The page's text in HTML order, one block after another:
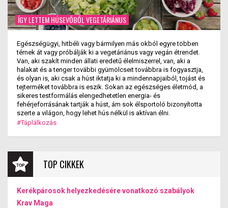
ÍGY LETTEM HÚSEVŐBŐL VEGETÁRIÁNUS
Egészségügyi, hitbéli vagy bármilyen más okból egyre többen
térnek át vagy próbálják ki a vegetáriánus vagy vegán étrendet.
Van, aki szakít minden állati eredetű élelmiszerrel, van, aki a
halakat és a tenger további gyümölcseit továbbra is fogyasztja,
és olyan is, aki csak a húst iktatja ki a mindennapjaiból, tojást és
tejterméket továbbra is eszik. Sokan az egészséges életmód, a
sikeres testformálás elengedhetetlen energia- és
fehérjeforrásának tartják a húst, ám sok élsportoló bizonyította
szerte a világon, hogy lehet hús nélkül is aktívan élni.
#Táplálkozás
TOP CIKKEK
Kerékpárosok helyezkedésére vonatkozó szabályok
Krav Maga